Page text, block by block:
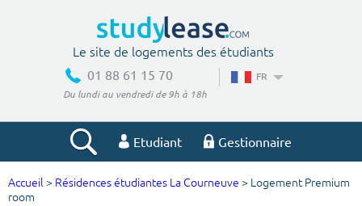
Le site de logements des étudiants
01 88 61 15 70
Du lundi au vendredi de 9h à 18h
FR
Etudiant Gestionnaire
Votre recherche
Accueil > Résidences étudiantes La Courneuve > Logement Premium
room